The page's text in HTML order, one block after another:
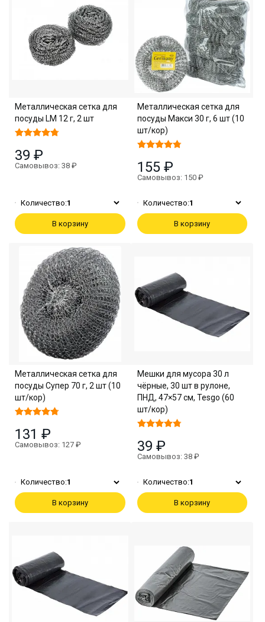
Металлическая сетка для
посуды LM 12 г, 2 шт
39 ₽
Самовывоз: 38 ₽
Количество:1
В корзину
Металлическая сетка для
посуды Макси 30 г, 6 шт (10
шт/кор)
155 ₽
Самовывоз: 150 ₽
Количество:1
В корзину
Металлическая сетка для
посуды Супер 70 г, 2 шт (10
шт/кор)
131 ₽
Самовывоз: 127 ₽
Количество:1
В корзину
Мешки для мусора 30 л
чёрные, 30 шт в рулоне,
ПНД, 47×57 см, Tesgo (60
шт/кор)
39 ₽
Самовывоз: 38 ₽
Количество:1
В корзину